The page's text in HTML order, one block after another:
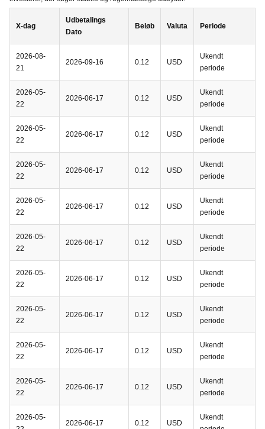
X-dag
Udbetalings
Dato
Beløb Valuta Periode
2026-08-
21
2026-09-16 0.12 USD
Ukendt
periode
2026-05-
22
2026-06-17 0.12 USD
Ukendt
periode
2026-05-
22
2026-06-17 0.12 USD
Ukendt
periode
2026-05-
22
2026-06-17 0.12 USD
Ukendt
periode
2026-05-
22
2026-06-17 0.12 USD
Ukendt
periode
2026-05-
22
2026-06-17 0.12 USD
Ukendt
periode
2026-05-
22
2026-06-17 0.12 USD
Ukendt
periode
2026-05-
22
2026-06-17 0.12 USD
Ukendt
periode
2026-05-
22
2026-06-17 0.12 USD
Ukendt
periode
2026-05-
22
2026-06-17 0.12 USD
Ukendt
periode
2026-05-
2026-06-17 0.12 USD
Ukendt